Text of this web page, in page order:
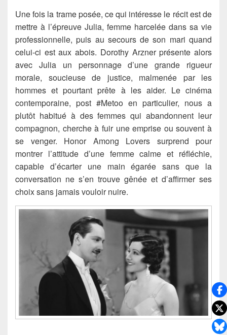
Une fois la trame posée, ce qui intéresse le récit est de
mettre à l’épreuve Julia, femme harcelée dans sa vie
professionnelle, puis au secours de son mari quand
celui-ci est aux abois. Dorothy Arzner présente alors
avec Julia un personnage d’une grande rigueur
morale, soucieuse de justice, malmenée par les
hommes et pourtant prête à les aider. Le cinéma
contemporaine, post #Metoo en particulier, nous a
plutôt habitué à des femmes qui abandonnent leur
compagnon, cherche à fuir une emprise ou souvent à
se venger. Honor Among Lovers surprend pour
montrer l’attitude d’une femme calme et réfléchie,
capable d’écarter une main égarée sans que la
conversation ne s’en trouve gênée et d’affirmer ses
choix sans jamais vouloir nuire.